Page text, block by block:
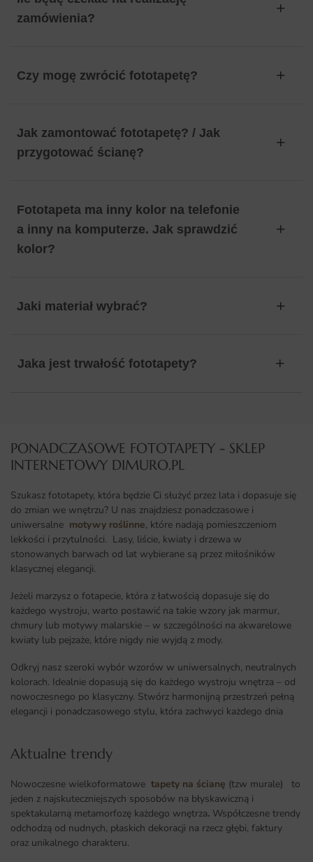
zamówienia?
Czy mogę zwrócić fototapetę?
Jak zamontować fototapetę? / Jak
przygotować ścianę?
Fototapeta ma inny kolor na telefonie
a inny na komputerze. Jak sprawdzić
kolor?
Jaki materiał wybrać?
Jaka jest trwałość fototapety?
PONADCZASOWE FOTOTAPETY - SKLEP
INTERNETOWY DIMURO.PL​
Szukasz fototapety, która będzie Ci służyć przez lata i dopasuje się
do zmian we wnętrzu? U nas znajdziesz ponadczasowe i
uniwersalne motywy roślinne, które nadają pomieszczeniom
lekkości i przytulności. Lasy, liście, kwiaty i drzewa w
stonowanych barwach od lat wybierane są przez miłośników
klasycznej elegancji.
Jeżeli marzysz o fotapecie, która z łatwością dopasuje się do
każdego wystroju, warto postawić na takie wzory jak marmur,
chmury lub motywy malarskie – w szczególności na akwarelowe
kwiaty lub pejzaże, które nigdy nie wyjdą z mody.
Odkryj nasz szeroki wybór wzorów w uniwersalnych, neutralnych
kolorach. Idealnie dopasują się do każdego wystroju wnętrza – od
nowoczesnego po klasyczny. Stwórz harmonijną przestrzeń pełną
elegancji i ponadczasowego stylu, która zachwyci każdego dnia
Aktualne trendy​
Nowoczesne wielkoformatowe tapety na ścianę (tzw murale) to
jeden z najskuteczniejszych sposobów na błyskawiczną i
spektakularną metamorfozę każdego wnętrza. Współczesne trendy
odchodzą od nudnych, płaskich dekoracji na rzecz głębi, faktury
oraz unikalnego charakteru.